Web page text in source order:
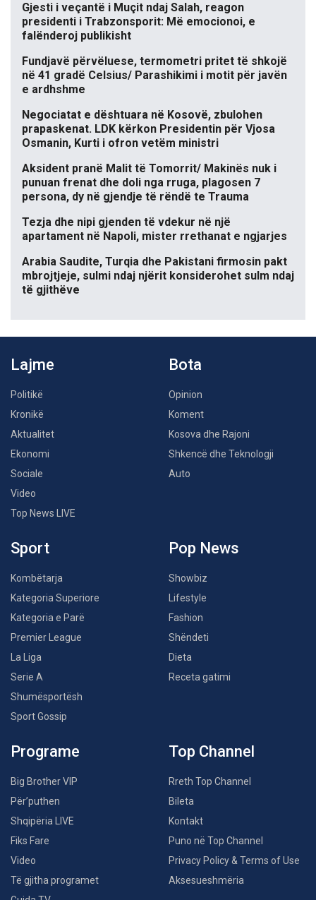
Gjesti i veçantë i Muçit ndaj Salah, reagon
presidenti i Trabzonsporit: Më emocionoi, e
falënderoj publikisht
Fundjavë përvëluese, termometri pritet të shkojë
në 41 gradë Celsius/ Parashikimi i motit për javën
e ardhshme
Negociatat e dështuara në Kosovë, zbulohen
prapaskenat. LDK kërkon Presidentin për Vjosa
Osmanin, Kurti i ofron vetëm ministri
Aksident pranë Malit të Tomorrit/ Makinës nuk i
punuan frenat dhe doli nga rruga, plagosen 7
persona, dy në gjendje të rëndë te Trauma
Tezja dhe nipi gjenden të vdekur në një
apartament në Napoli, mister rrethanat e ngjarjes
Arabia Saudite, Turqia dhe Pakistani firmosin pakt
mbrojtjeje, sulmi ndaj njërit konsiderohet sulm ndaj
të gjithëve
Lajme
Politikë
Kronikë
Aktualitet
Ekonomi
Sociale
Video
Top News LIVE
Bota
Opinion
Koment
Kosova dhe Rajoni
Shkencë dhe Teknologji
Auto
Sport
Kombëtarja
Kategoria Superiore
Kategoria e Parë
Premier League
La Liga
Serie A
Shumësportësh
Sport Gossip
Pop News
Showbiz
Lifestyle
Fashion
Shëndeti
Dieta
Receta gatimi
Programe
Big Brother VIP
Për’puthen
Shqipëria LIVE
Fiks Fare
Video
Të gjitha programet
Top Channel
Rreth Top Channel
Bileta
Kontakt
Puno në Top Channel
Privacy Policy & Terms of Use
Aksesueshmëria